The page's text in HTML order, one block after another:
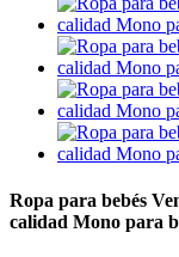
Ropa para bebés
calidad Mono para